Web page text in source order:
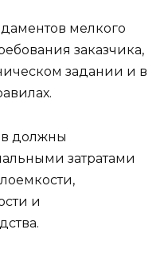
мелкого
заказчика,
задании и в
должны
затратами
и